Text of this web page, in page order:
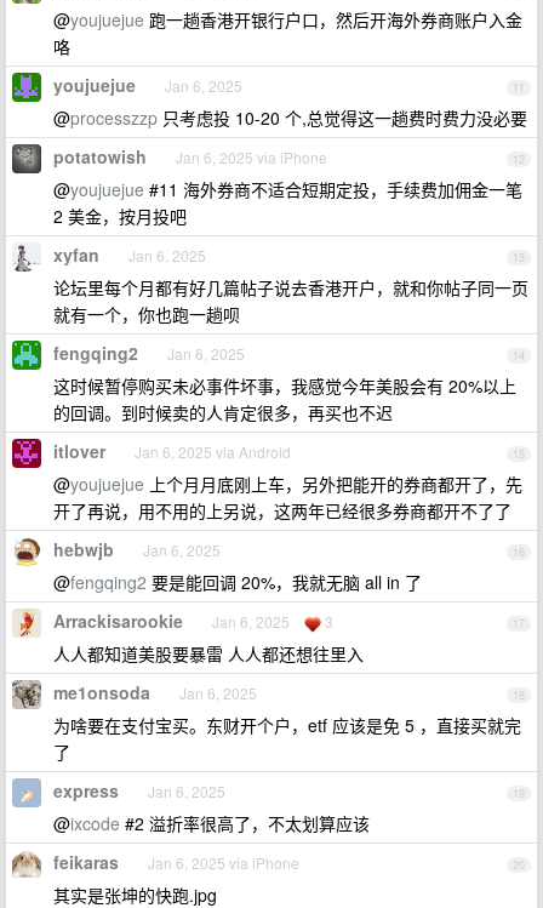
@youjuejue 跑一趟香港开银行户口，然后开海外券商账户入金
咯
11
youjuejue Jan 6, 2025
@processzzp 只考虑投 10-20 个,总觉得这一趟费时费力没必要
12
potatowish Jan 6, 2025 via iPhone
@youjuejue #11 海外券商不适合短期定投，手续费加佣金一笔
2 美金，按月投吧
13
xyfan Jan 6, 2025
论坛里每个月都有好几篇帖子说去香港开户，就和你帖子同一页
就有一个，你也跑一趟呗
14
fengqing2 Jan 6, 2025
这时候暂停购买未必事件坏事，我感觉今年美股会有 20%以上
的回调。到时候卖的人肯定很多，再买也不迟
15
itlover Jan 6, 2025 via Android
@youjuejue 上个月月底刚上车，另外把能开的券商都开了，先
开了再说，用不用的上另说，这两年已经很多券商都开不了了
16
hebwjb Jan 6, 2025
@fengqing2 要是能回调 20%，我就无脑 all in 了
17
Arrackisarookie Jan 6, 2025 3
人人都知道美股要暴雷 人人都还想往里入
18
me1onsoda Jan 6, 2025
为啥要在支付宝买。东财开个户，etf 应该是免 5 ，直接买就完
了
19
express Jan 6, 2025
@ixcode #2 溢折率很高了，不太划算应该
20
feikaras Jan 6, 2025 via iPhone
其实是张坤的快跑.jpg